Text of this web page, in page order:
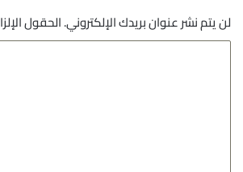
لن يتم نشر عنوان بريدك الإلكتروني.الحقول